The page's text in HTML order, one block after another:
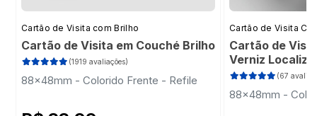
Cartão de Visita com Brilho
Cartão de Visita em Couché Brilho
(1919 avaliações)
88x48mm - Colorido Frente - Refile
Cartão de Visita
Cartão de
Verniz
(67
88x48mm -